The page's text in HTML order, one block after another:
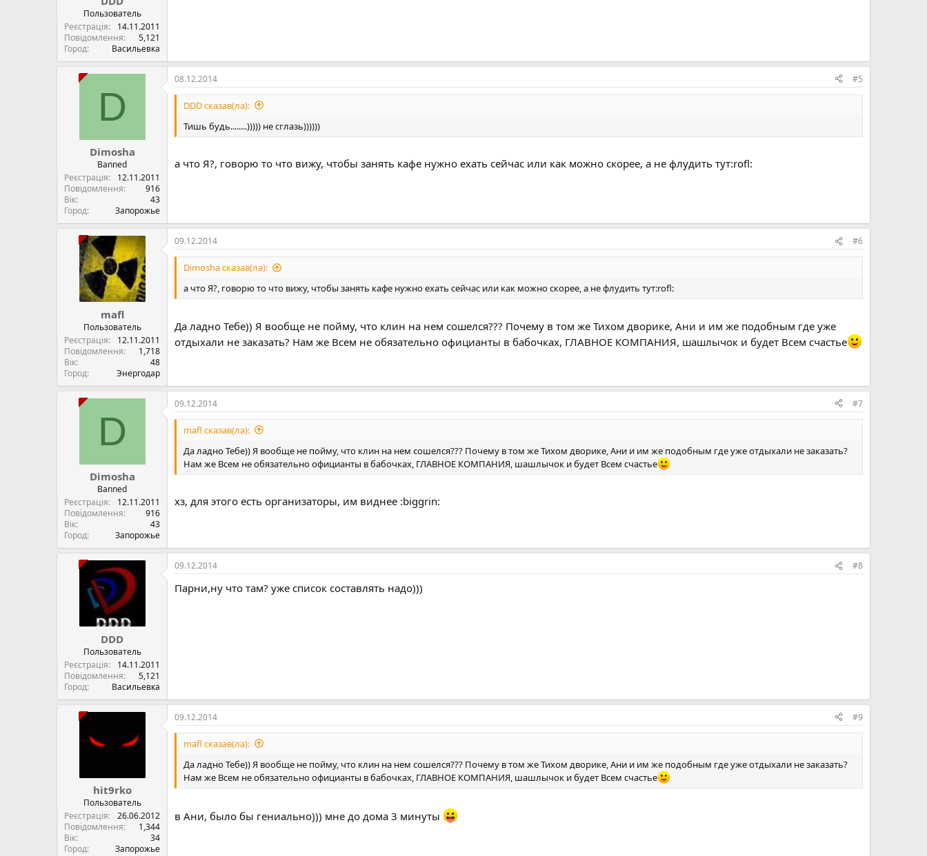
Пользователь
Реєстрація
14.11.2011
Повідомлення
5,121
Город
Васильевка
D
Dimosha
Banned
Реєстрація
12.11.2011
Повідомлення
916
Вік
43
Город
Запорожье
08.12.2014 #5
DDD сказав(ла):
Тишь будь........))))) не сглазь))))))
а что Я?, говорю то что вижу, чтобы занять кафе нужно ехать сейчас или как можно скорее, а не флудить тут:rofl:
mafl
Пользователь
Реєстрація
12.11.2011
Повідомлення
1,718
Вік
48
Город
Энергодар
09.12.2014 #6
Dimosha сказав(ла):
а что Я?, говорю то что вижу, чтобы занять кафе нужно ехать сейчас или как можно скорее, а не флудить тут:rofl:
Да ладно Тебе)) Я вообще не пойму, что клин на нем сошелся??? Почему в том же Тихом дворике, Ани и им же подобным где уже
отдыхали не заказать? Нам же Всем не обязательно официанты в бабочках, ГЛАВНОЕ КОМПАНИЯ, шашлычок и будет Всем счастье
D
Dimosha
Banned
Реєстрація
12.11.2011
Повідомлення
916
Вік
43
Город
Запорожье
09.12.2014 #7
mafl сказав(ла):
Да ладно Тебе)) Я вообще не пойму, что клин на нем сошелся??? Почему в том же Тихом дворике, Ани и им же подобным где уже отдыхали не заказать?
Нам же Всем не обязательно официанты в бабочках, ГЛАВНОЕ КОМПАНИЯ, шашлычок и будет Всем счастье
хз, для этого есть организаторы, им виднее :biggrin:
DDD
Пользователь
Реєстрація
14.11.2011
Повідомлення
5,121
Город
Васильевка
09.12.2014 #8
Парни,ну что там? уже список составлять надо)))
hit9rko
Пользователь
Реєстрація
26.06.2012
Повідомлення
1,344
Вік
34
Город
Запорожье
09.12.2014 #9
mafl сказав(ла):
Да ладно Тебе)) Я вообще не пойму, что клин на нем сошелся??? Почему в том же Тихом дворике, Ани и им же подобным где уже отдыхали не заказать?
Нам же Всем не обязательно официанты в бабочках, ГЛАВНОЕ КОМПАНИЯ, шашлычок и будет Всем счастье
в Ани, было бы гениально))) мне до дома 3 минуты